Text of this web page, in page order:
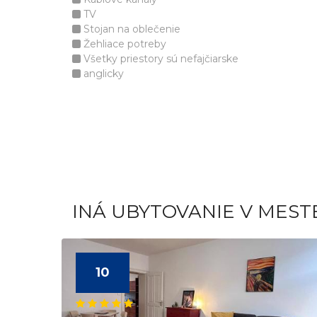
TV
Stojan na oblečenie
Žehliace potreby
Všetky priestory sú nefajčiarske
anglicky
INÁ UBYTOVANIE V
10